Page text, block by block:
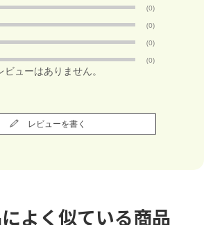
(0)
(0)
(0)
(0)
ビューはありません。
レビューを書く
よく似ている商品